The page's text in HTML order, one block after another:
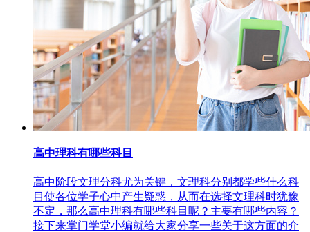
高中理科有哪些科目
高中阶段文理分科尤为关键，文理科分别都学些什么科
目使各位学子心中产生疑惑，从而在选择文理科时犹豫
不定，那么高中理科有哪些科目呢？主要有哪些内容？
接下来掌门学堂小编就给大家分享一些关于这方面的介